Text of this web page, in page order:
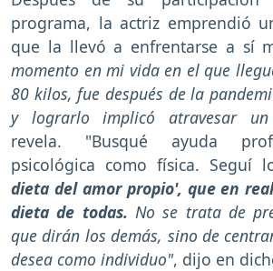
programa, la actriz emprendió
que la llevó a enfrentarse a sí
momento en mi vida en el que
80 kilos, fue después de la
y lograrlo implicó atravesar
revela. "Busqué ayuda
psicológica como física. Seguí
dieta del amor propio', que en
dieta de todas. No se trata de
que dirán los demás, sino de
desea como individuo", dijo en